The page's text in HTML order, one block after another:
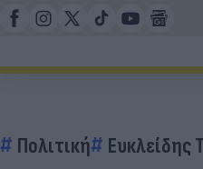
Πολιτική